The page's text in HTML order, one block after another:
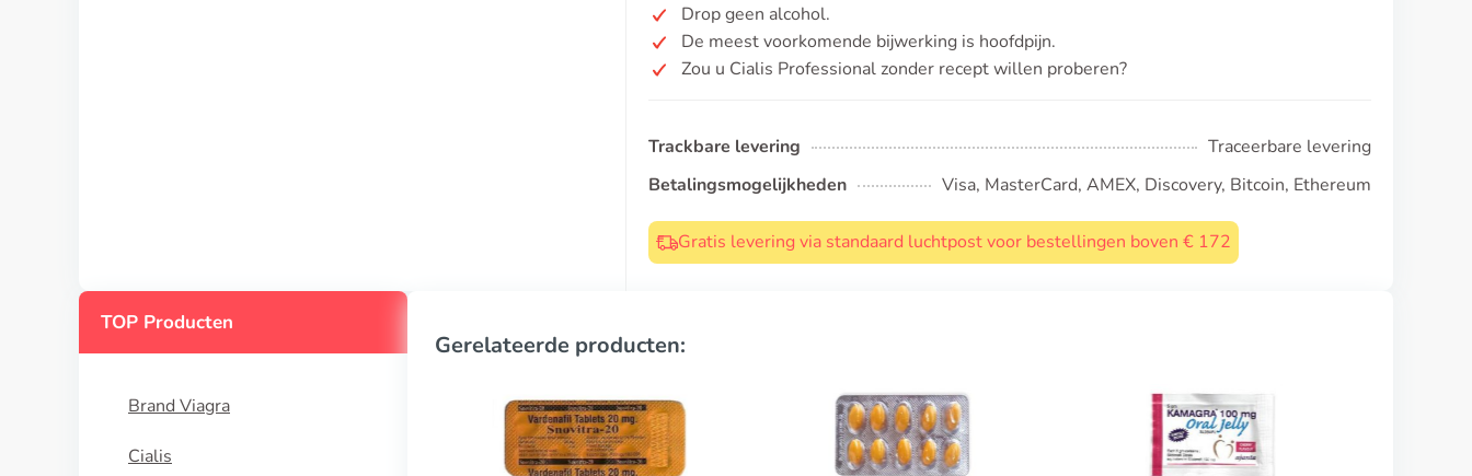
Drop geen alcohol.
De meest voorkomende bijwerking is hoofdpijn.
Zou u Cialis Professional zonder recept willen proberen?
Trackbare levering
Traceerbare levering
Betalingsmogelijkheden
Visa, MasterCard, AMEX, Discovery, Bitcoin, Ethereum
Gratis levering via standaard luchtpost voor bestellingen boven € 172
TOP Producten
Brand Viagra
Cialis
Gerelateerde producten: